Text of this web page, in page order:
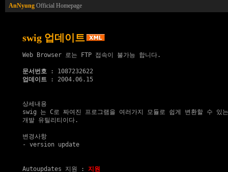
AnNyung Official Homepage
swig 업데이트
Web Browser 로는 FTP 접속이 불가능 합니다.
문서번호
업데이트 : 2004.06.15
상세내용
swig 는 C로 짜여진 프로그램을 여러가지 모듈로 쉽게 변환할 수 있는
개발 유틸리티이다.
변경사항
- version update
Autoupdates 지원 : 지원